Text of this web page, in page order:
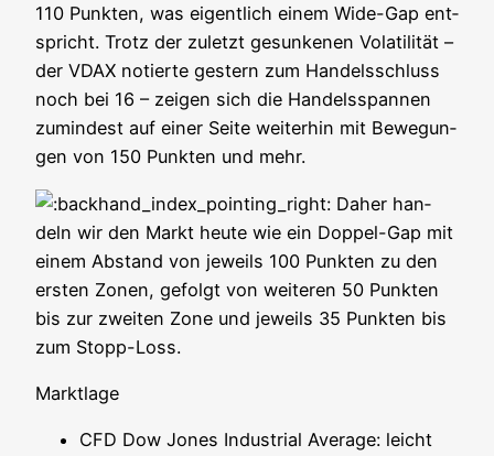
110 Punk­ten, was eigent­lich einem Wide-Gap ent­
spricht. Trotz der zuletzt gesun­ke­nen Vola­ti­li­tät –
der VDAX notier­te ges­tern zum Han­dels­schluss
noch bei 16 – zei­gen sich die Han­dels­span­nen
zumin­dest auf einer Sei­te wei­ter­hin mit Bewe­gun­
gen von 150 Punk­ten und mehr.
Daher han­
deln wir den Markt heu­te wie ein Dop­pel-Gap mit
einem Abstand von jeweils 100 Punk­ten zu den
ers­ten Zonen, gefolgt von wei­te­ren 50 Punk­ten
bis zur zwei­ten Zone und jeweils 35 Punk­ten bis
zum Stopp-Loss.
Markt­la­ge
CFD Dow Jones Indus­tri­al Avera­ge: leicht